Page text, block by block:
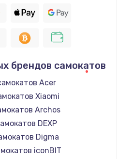
брендов самокатов
Acer
Xiaomi
Archos
DEXP
Digma
iconBIT